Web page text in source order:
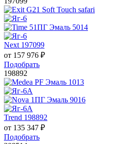
Next 197099
от 157 976 ₽
Подобрать
198892
Trend 198892
от 135 347 ₽
Подобрать